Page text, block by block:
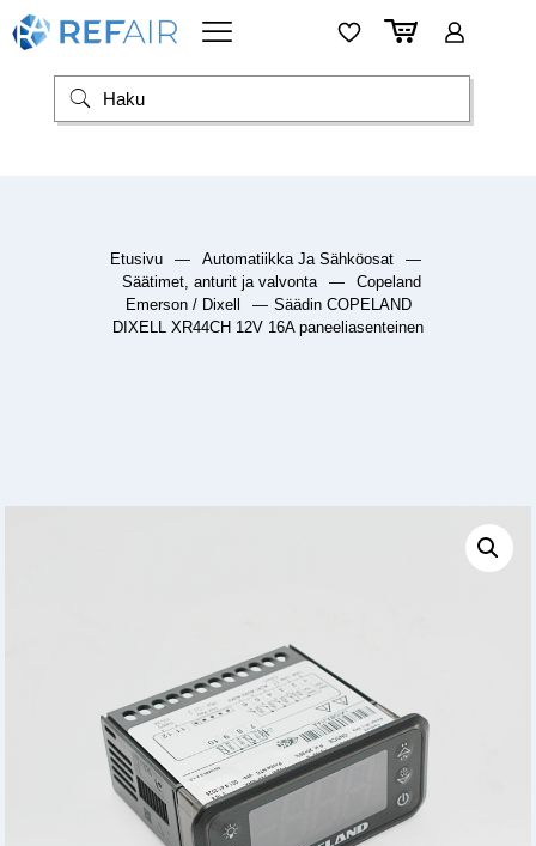
Etusivu — Automatiikka Ja Sähköosat
—
Säätimet, anturit ja valvonta
—
Copeland
Emerson / Dixell
— Säädin COPELAND
DIXELL XR44CH 12V 16A paneeliasenteinen